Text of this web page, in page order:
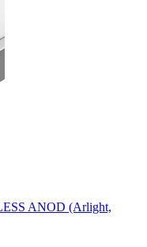
ANOD (Arlight,